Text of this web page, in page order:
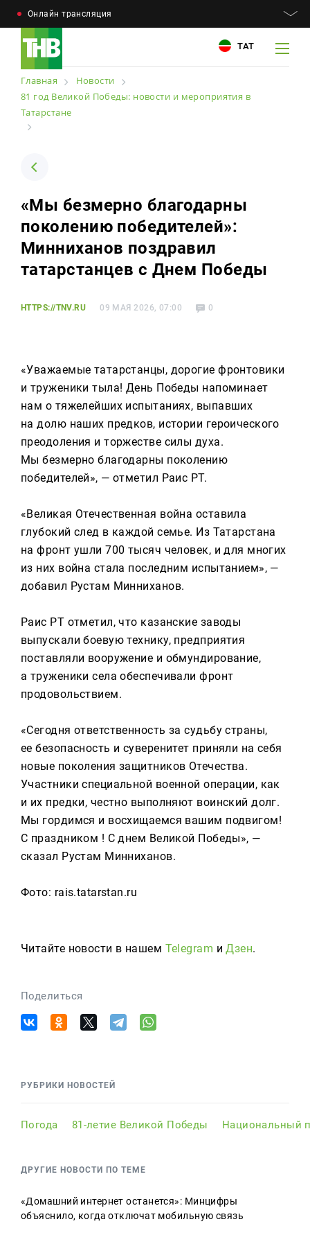
Онлайн трансляция
ТАТ
Например: Минниханов, 7 дней, телепрограмма
Новости
Телепроекты
Телепрограмма
Магазин
Реклама
+7 (843) 570−50−00
reception@tnvtv.ru
Например: Минниханов, 7 дней, телепрограмма
+7 (843) 570−50−00
reception@tnvtv.ru
Главная
Новости
81 год Великой Победы: новости и мероприятия в
Татарстане
«Мы безмерно благодарны
поколению победителей»:
Минниханов поздравил
татарстанцев с Днем Победы
HTTPS://TNV.RU 09 МАЯ 2026, 07:00 0
«Уважаемые татарстанцы, дорогие фронтовики
и труженики тыла! День Победы напоминает
нам о тяжелейших испытаниях, выпавших
на долю наших предков, истории героического
преодоления и торжестве силы духа.
Мы безмерно благодарны поколению
победителей», — отметил Раис РТ.
«Великая Отечественная война оставила
глубокий след в каждой семье. Из Татарстана
на фронт ушли 700 тысяч человек, и для многих
из них война стала последним испытанием», —
добавил Рустам Минниханов.
Раис РТ отметил, что казанские заводы
выпускали боевую технику, предприятия
поставляли вооружение и обмундирование,
а труженики села обеспечивали фронт
продовольствием.
«Сегодня ответственность за судьбу страны,
ее безопасность и суверенитет приняли на себя
новые поколения защитников Отечества.
Участники специальной военной операции, как
и их предки, честно выполняют воинский долг.
Мы гордимся и восхищаемся вашим подвигом!
С праздником ! С днем Великой Победы», —
сказал Рустам Минниханов.
Фото: rais.tatarstan.ru
Читайте новости в нашем Telegram иДзен.
Поделиться
РУБРИКИ НОВОСТЕЙ
Погода 81-летие Великой Победы Национальный
ДРУГИЕ НОВОСТИ ПО ТЕМЕ
«Домашний интернет останется»: Минцифры
объяснило, когда отключат мобильную связь